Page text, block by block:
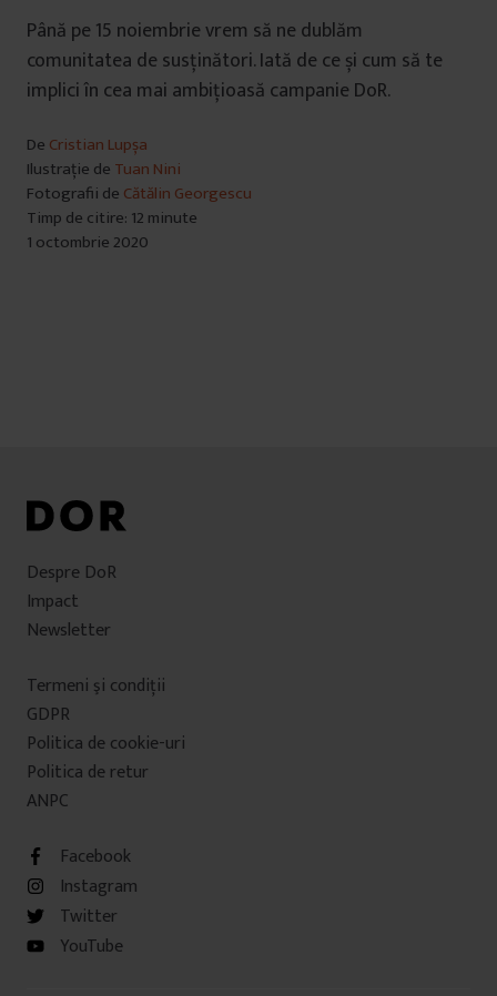
Până pe 15 noiembrie vrem să ne dublăm
comunitatea de susținători. Iată de ce și cum să te
implici în cea mai ambițioasă campanie DoR.
De Cristian Lupșa
Ilustrație de Tuan Nini
Fotografii de Cătălin Georgescu
Timp de citire: 12 minute
1 octombrie 2020
Despre DoR
Impact
Newsletter
Termeni şi condiţii
GDPR
Politica de cookie-uri
Politica de retur
ANPC
Facebook
Instagram
Twitter
YouTube